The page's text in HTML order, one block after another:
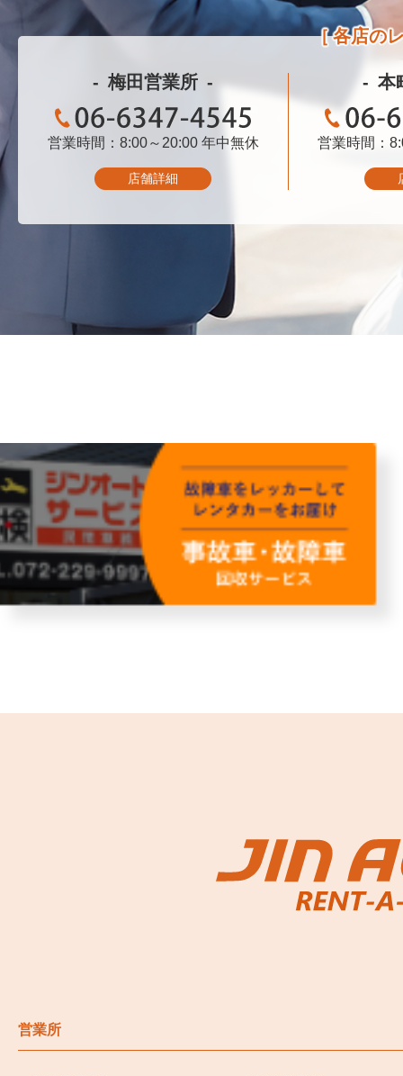
各店の
梅田営業所
06-6347-4545
営業時間：8:00～20:00 年中無休
店舗詳細
本
営業時間：
営業所